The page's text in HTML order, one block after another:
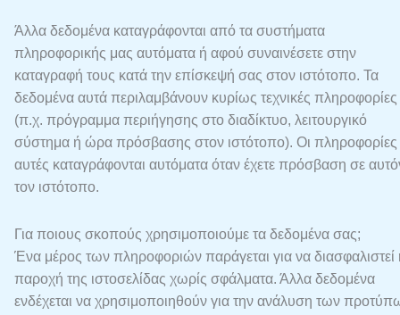
Άλλα δεδομένα καταγράφονται από τα συστήματα
πληροφορικής μας αυτόματα ή αφού συναινέσετε στην
καταγραφή τους κατά την επίσκεψή σας στον ιστότοπο. Τα
δεδομένα αυτά περιλαμβάνουν κυρίως τεχνικές πληροφορίες
(π.χ. πρόγραμμα περιήγησης στο διαδίκτυο, λειτουργικό
σύστημα ή ώρα πρόσβασης στον ιστότοπο). Οι πληροφορίες
αυτές καταγράφονται αυτόματα όταν έχετε πρόσβαση σε
τον ιστότοπο.
Για ποιους σκοπούς χρησιμοποιούμε τα δεδομένα σας;
Ένα μέρος των πληροφοριών παράγεται για να διασφαλιστεί
παροχή της ιστοσελίδας χωρίς σφάλματα. Άλλα δεδομένα
ενδέχεται να χρησιμοποιηθούν για την ανάλυση των